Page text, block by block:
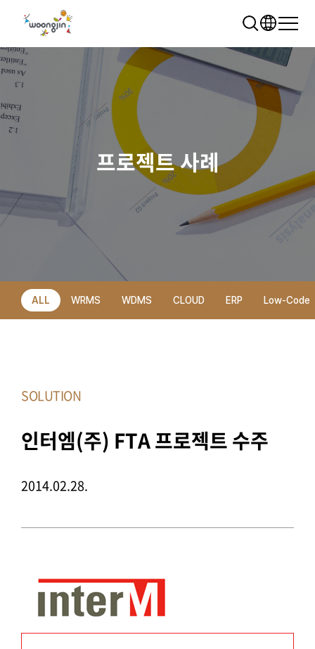
추천 검색어
WDMS
모빌리티 클라우드
프로젝트 사례
ALL WRMS WDMS CLOUD ERP Low-Code
SOLUTION
인터엠(주) FTA 프로젝트 수주
2014.02.28.